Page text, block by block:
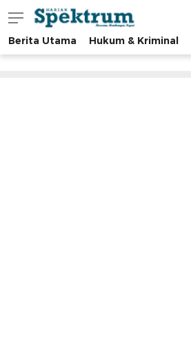
spektrumonline.com
Berita Utama Hukum & Kriminal